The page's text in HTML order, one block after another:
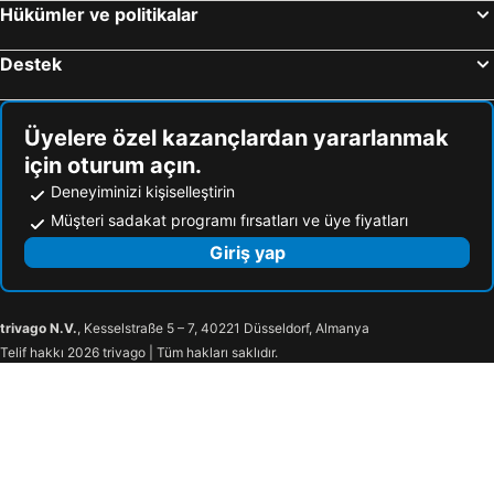
Nürnberg, Bavyera Otel
Hükümler ve politikalar
Destek
Üyelere özel kazançlardan yararlanmak
için oturum açın.
Deneyiminizi kişiselleştirin
Müşteri sadakat programı fırsatları ve üye fiyatları
Giriş yap
trivago N.V., Kesselstraße 5 – 7, 40221 Düsseldorf, Almanya
Telif hakkı 2026 trivago | Tüm hakları saklıdır.